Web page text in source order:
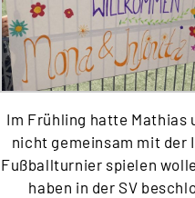
Im Frühling hatte Mathias
nicht gemeinsam mit der
Fußballturnier spielen
haben in der SV